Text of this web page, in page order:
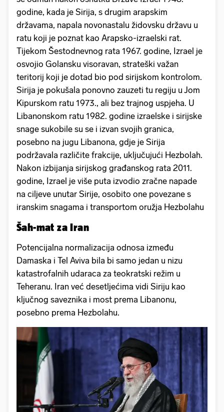
godine, kada je Sirija, s drugim arapskim
državama, napala novonastalu židovsku državu u
ratu koji je poznat kao Arapsko-izraelski rat.
Tijekom Šestodnevnog rata 1967. godine, Izrael je
osvojio Golansku visoravan, strateški važan
teritorij koji je dotad bio pod sirijskom kontrolom.
Sirija je pokušala ponovno zauzeti tu regiju u Jom
Kipurskom ratu 1973., ali bez trajnog uspjeha. U
Libanonskom ratu 1982. godine izraelske i sirijske
snage sukobile su se i izvan svojih granica,
posebno na jugu Libanona, gdje je Sirija
podržavala različite frakcije, uključujući Hezbolah.
Nakon izbijanja sirijskog građanskog rata 2011.
godine, Izrael je više puta izvodio zračne napade
na ciljeve unutar Sirije, osobito one povezane s
iranskim snagama i transportom oružja Hezbolahu
Šah-mat za Iran
Potencijalna normalizacija odnosa između
Damaska i Tel Aviva bila bi samo jedan u nizu
katastrofalnih udaraca za teokratski režim u
Teheranu. Iran već desetljećima vidi Siriju kao
ključnog saveznika i most prema Libanonu,
posebno prema Hezbolahu.